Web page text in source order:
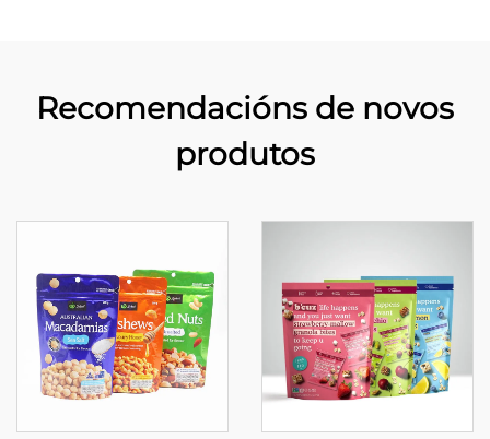
Recomendacións de novos
produtos